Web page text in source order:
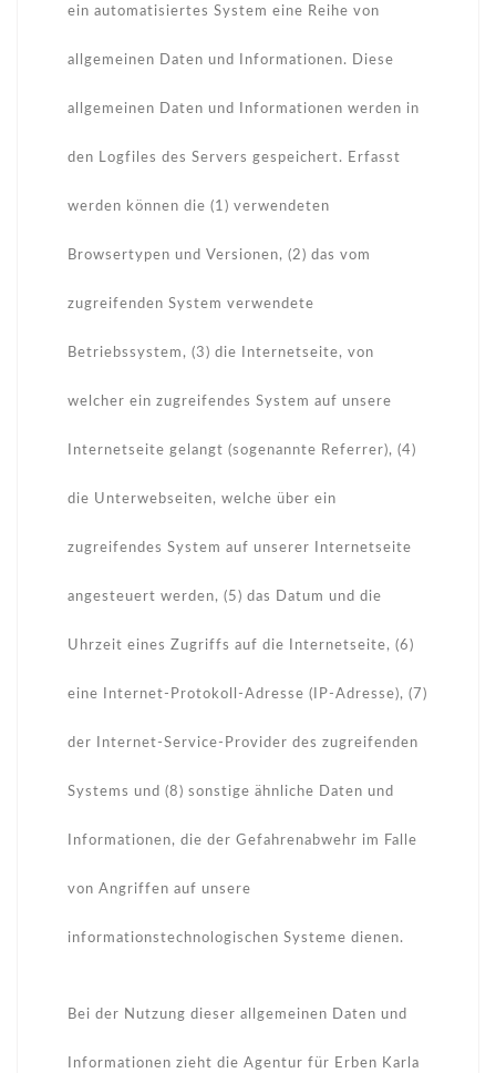
ein automatisiertes System eine Reihe von
allgemeinen Daten und Informationen. Diese
allgemeinen Daten und Informationen werden in
den Logfiles des Servers gespeichert. Erfasst
werden können die (1) verwendeten
Browsertypen und Versionen, (2) das vom
zugreifenden System verwendete
Betriebssystem, (3) die Internetseite, von
welcher ein zugreifendes System auf unsere
Internetseite gelangt (sogenannte Referrer), (4)
die Unterwebseiten, welche über ein
zugreifendes System auf unserer Internetseite
angesteuert werden, (5) das Datum und die
Uhrzeit eines Zugriffs auf die Internetseite, (6)
eine Internet-Protokoll-Adresse (IP-Adresse), (7)
der Internet-Service-Provider des zugreifenden
Systems und (8) sonstige ähnliche Daten und
Informationen, die der Gefahrenabwehr im Falle
von Angriffen auf unsere
informationstechnologischen Systeme dienen.
Bei der Nutzung dieser allgemeinen Daten und
Informationen zieht die Agentur für Erben Karla